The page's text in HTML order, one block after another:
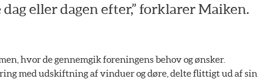
eller dagen efter,” forklarer Maiken.
hvor de gennemgik foreningens behov og ønsker.
med udskiftning af vinduer og døre, delte flittigt ud af sin